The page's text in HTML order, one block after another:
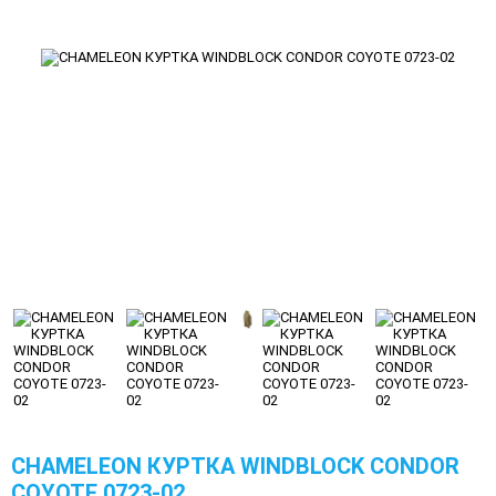
CHAMELEON КУРТКА WINDBLOCK CONDOR